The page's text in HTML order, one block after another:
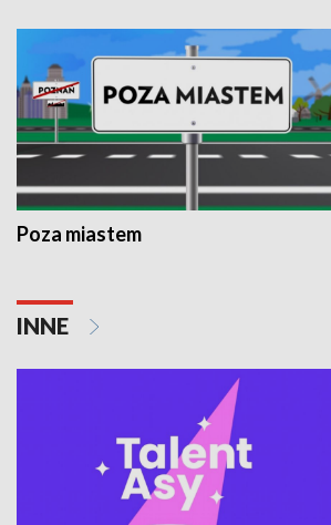
Poza miastem
INNE